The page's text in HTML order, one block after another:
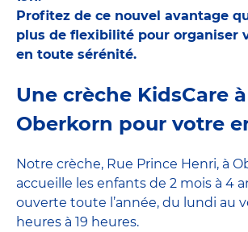
Profitez de ce nouvel avantage
plus de flexibilité pour organiser
en toute sérénité.
Une crèche KidsCare à
Oberkorn pour votre
Notre crèche, Rue Prince Henri, à
accueille les enfants de 2 mois à 4
ouverte toute l’année, du lundi au
heures à 19 heures.